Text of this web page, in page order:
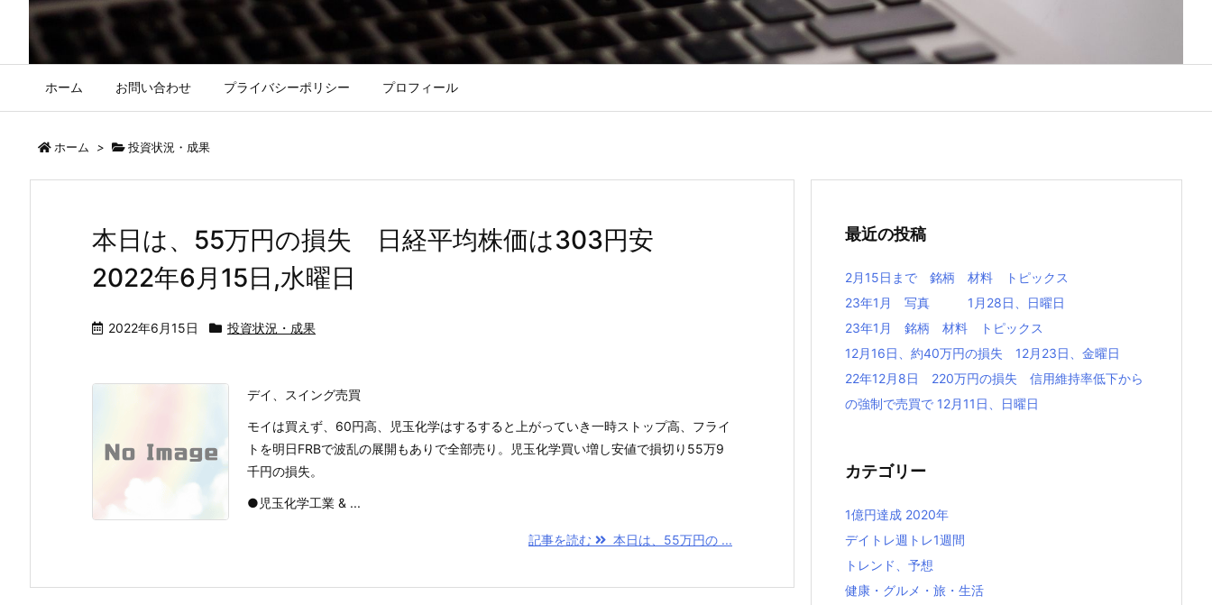
ホーム お問い合わせ プライバシーポリシー プロフィール
ホーム > 投資状況・成果
本日は、55万円の損失 日経平均株価は303円安
2022年6月15日,水曜日
2022年6月15日 投資状況・成果
デイ、スイング売買
モイは買えず、60円高、児玉化学はするすると上がっていき一時ストップ高、フライ
トを明日FRBで波乱の展開もありで全部売り。児玉化学買い増し安値で損切り55万9
千円の損失。
●児玉化学工業 & ...
記事を読む 本日は、55万円の ...
最近の投稿
2月15日まで 銘柄 材料 トピックス
23年1月 写真 1月28日、日曜日
23年1月 銘柄 材料 トピックス
12月16日、約40万円の損失 12月23日、金曜日
22年12月8日 220万円の損失 信用維持率低下から
の強制で売買で 12月11日、日曜日
カテゴリー
1億円達成 2020年
デイトレ週トレ1週間
トレンド、予想
健康・グルメ・旅・生活